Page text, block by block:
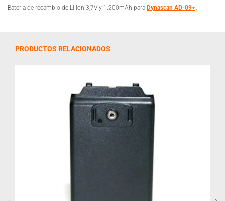
Batería de recambio de Li-Ion 3,7V y 1.200mAh para Dynascan AD-09+.
PRODUCTOS RELACIONADOS